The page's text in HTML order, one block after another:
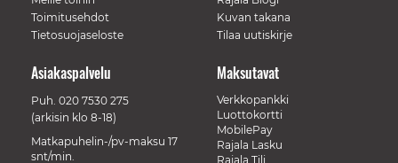
Toimitusehdot
Tietosuojaseloste
Kuvan takana
Tilaa uutiskirje
Maksutavat
Verkkopankki
Luottokortti
MobilePay
Rajala Lasku
Rajala Tili
Asiakaspalvelu
Puh. 020 7530 275
(arkisin klo 8-18)
Matkapuhelin-/pv-maksu 17
snt/min.